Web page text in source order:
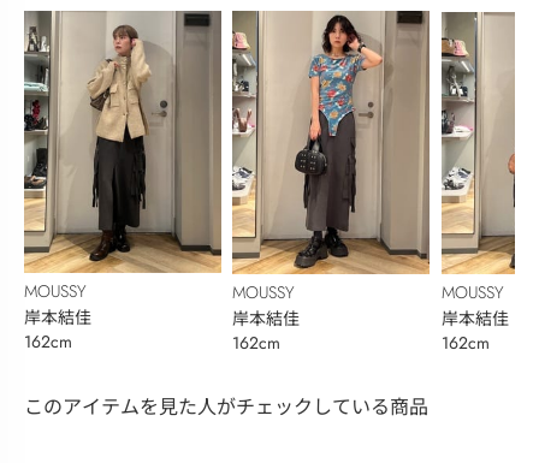
MOUSSY
岸本結佳
162cm
MOUSSY
岸本結佳
162cm
MOUSSY
岸本結佳
162cm
このアイテムを見た人がチェックしている商品